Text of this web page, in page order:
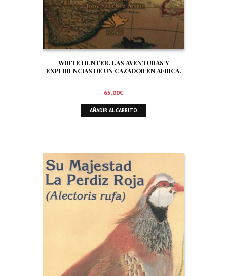
WHITE HUNTER. LAS AVENTURAS Y
EXPERIENCIAS DE UN CAZADOR EN AFRICA.
65,00€
AÑADIR AL CARRITO